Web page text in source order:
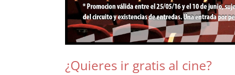
¿Quieres ir gratis al cine?